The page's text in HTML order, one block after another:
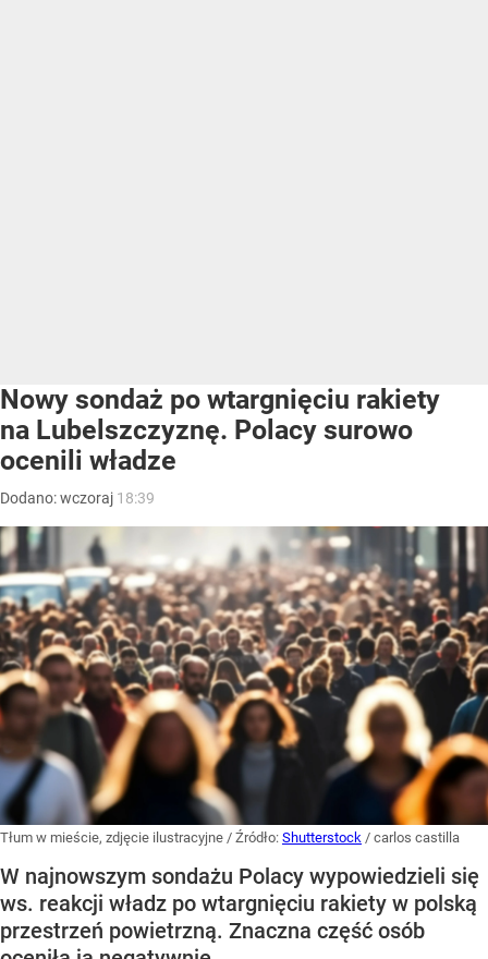
Nowy sondaż po wtargnięciu rakiety
na Lubelszczyznę. Polacy surowo
ocenili władze
Dodano:wczoraj 18:39
Tłum w mieście, zdjęcie ilustracyjne / Źródło: Shutterstock / carlos castilla
W najnowszym sondażu Polacy wypowiedzieli się
ws. reakcji władz po wtargnięciu rakiety w polską
przestrzeń powietrzną. Znaczna część osób